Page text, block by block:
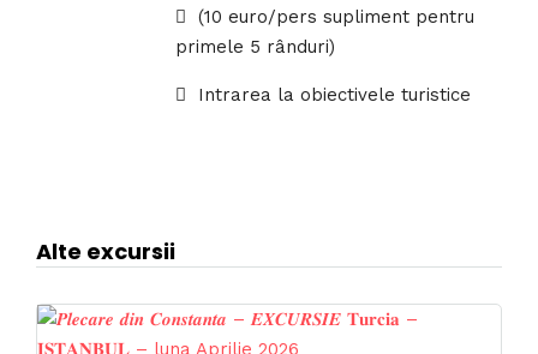
(10 euro/pers supliment pentru
primele 5 rânduri)
Intrarea la obiectivele turistice
Alte excursii